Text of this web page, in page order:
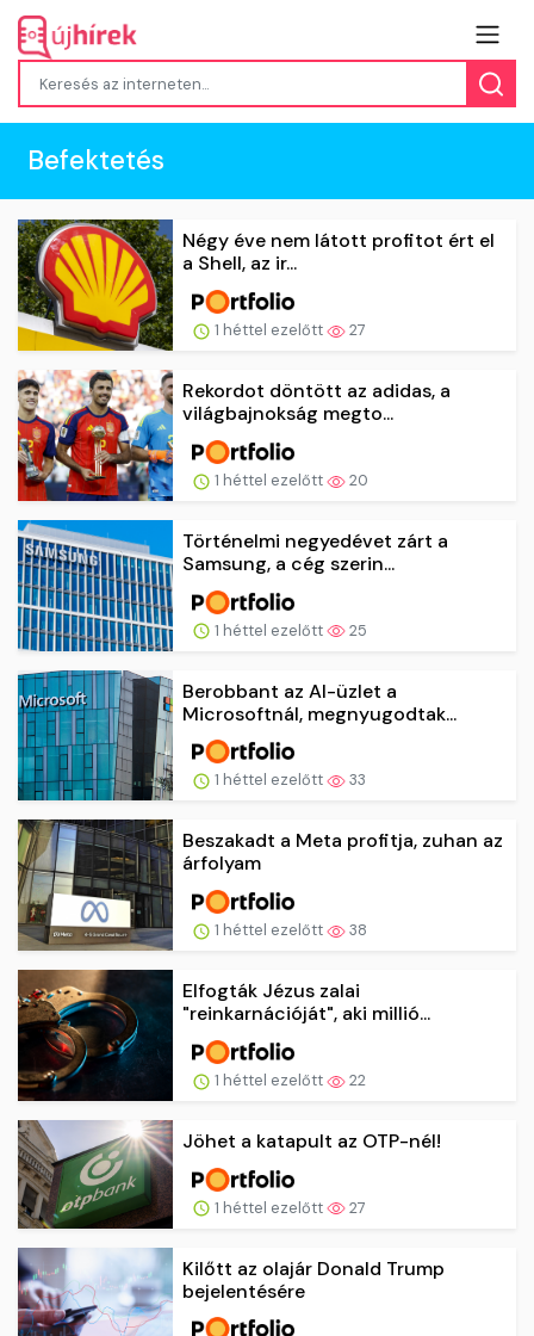
Befektetés
Négy éve nem látott profitot ért el
a Shell, az ir...
1 héttel ezelőtt 27
Rekordot döntött az adidas, a
világbajnokság megto...
1 héttel ezelőtt 20
Történelmi negyedévet zárt a
Samsung, a cég szerin...
1 héttel ezelőtt 25
Berobbant az AI-üzlet a
Microsoftnál, megnyugodtak...
1 héttel ezelőtt 33
Beszakadt a Meta profitja, zuhan az
árfolyam
1 héttel ezelőtt 38
Elfogták Jézus zalai
"reinkarnációját", aki millió...
1 héttel ezelőtt 22
Jöhet a katapult az OTP-nél!
1 héttel ezelőtt 27
Kilőtt az olajár Donald Trump
bejelentésére